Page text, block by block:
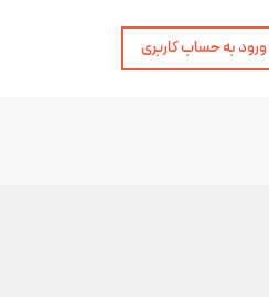
ورود به حساب کاربری